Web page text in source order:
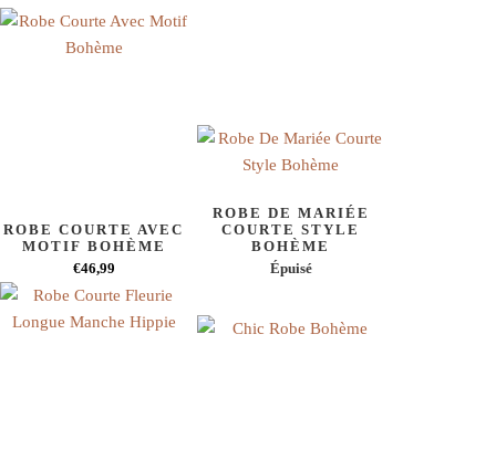
ROBE COURTE AVEC
MOTIF BOHÈME
€46,99
ROBE DE MARIÉE
COURTE STYLE
BOHÈME
Épuisé